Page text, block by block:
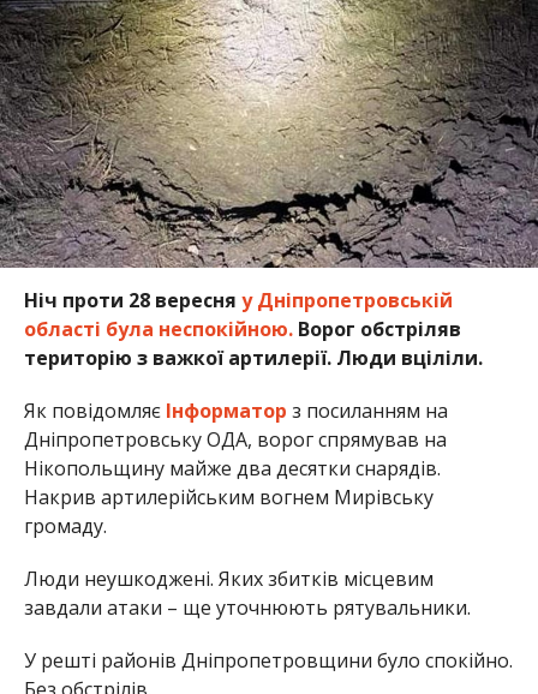
Ніч проти 28 вересня у Дніпропетровській
області була неспокійною.Ворог обстріляв
територію з важкої артилерії. Люди вціліли.
Як повідомляє Інформатор з посиланням на
Дніпропетровську ОДА, ворог спрямував на
Нікопольщину майже два десятки снарядів.
Накрив артилерійським вогнем Мирівську
громаду.
Люди неушкоджені. Яких збитків місцевим
завдали атаки – ще уточнюють рятувальники.
У решті районів Дніпропетровщини було спокійно.
Без обстрілів.